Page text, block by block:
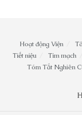
Hoạt động Viện
Tiết niệu
Tim mạch
Tóm Tắt Nghiên